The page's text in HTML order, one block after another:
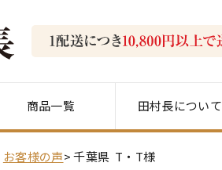
商品一覧 田村長について
お客様の声 千葉県 T・T様